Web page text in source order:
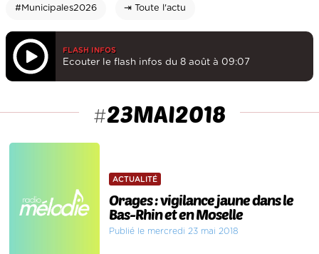
#Municipales2026 ⇥ Toute l'actu
FLASH INFOS
Ecouter le flash infos du 8 août à 09:07
#23MAI2018
ACTUALITÉ
Orages : vigilance jaune dans le
Bas-Rhin et en Moselle
Publié le mercredi 23 mai 2018